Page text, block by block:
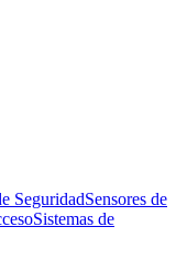
SeguridadSensores de
Sistemas de